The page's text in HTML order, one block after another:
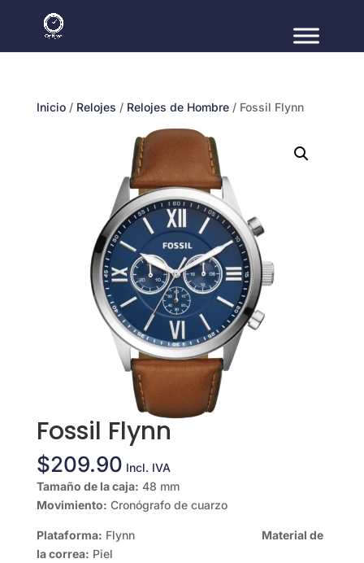
Inicio/ Relojes / Relojes de Hombre/ Fossil Flynn
Fossil Flynn
$209.90 Incl. IVA
Tamaño de la caja: 48 mm
Movimiento: Cronógrafo de cuarzo
Plataforma: Flynn Material de
la correa: Piel